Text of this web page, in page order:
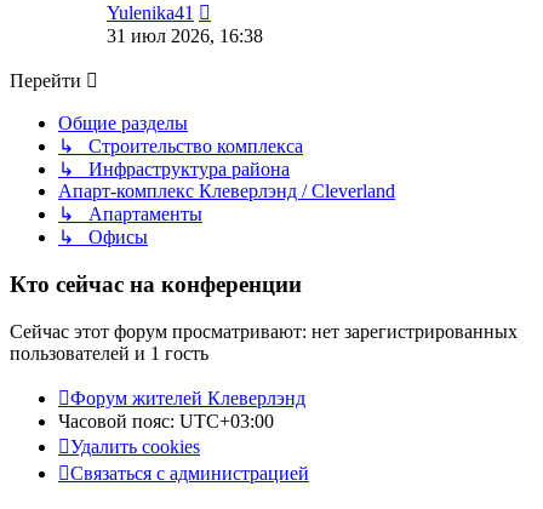
Yulenika41
31 июл 2026, 16:38
Перейти
Общие разделы
↳ Строительство комплекса
↳ Инфраструктура района
Апарт-комплекс Клеверлэнд / Cleverland
↳ Апартаменты
↳ Офисы
Кто сейчас на конференции
Сейчас этот форум просматривают: нет зарегистрированных
пользователей и 1 гость
Форум жителей Клеверлэнд
Часовой пояс: UTC+03:00
Удалить cookies
Связаться с администрацией